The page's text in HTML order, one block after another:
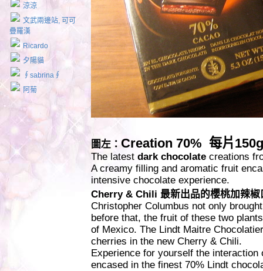
涼涼
文武兩邊站, 可可
疊羅漢
Ricardo
夕陽貓
∮sabrina∮
阿菊
圖左： Creation 70% 每片
The latest dark chocolate creations
A creamy filling and aromatic fruit
intensive chocolate experience.
Cherry & Chili 最新出品的櫻桃加辣椒
Christopher Columbus not only
before that, the fruit of these two
of Mexico. The Lindt Maitre
cherries in the new Cherry & Chili.
Experience for yourself the
encased in the finest 70% Lindt